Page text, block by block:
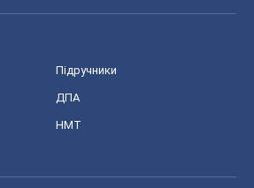
Підручники
ДПА
НМТ